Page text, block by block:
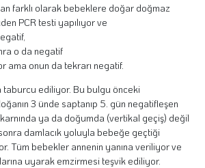
farklı olarak bebeklere doğar doğmaz
PCR testi yapılıyor ve
o da negatif
ama onun da tekrarı negatif.
taburcu ediliyor. Bu bulgu önceki
3 ünde saptanıp 5. gün negatifleşen
ya da doğumda (vertikal geçiş) değil
damlacık yoluyla bebeğe geçtiği
Tüm bebekler annenin yanına veriliyor ve
uyarak emzirmesi teşvik ediliyor.